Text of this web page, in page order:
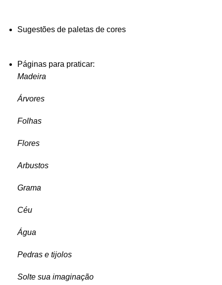
Sugestões de paletas de cores
Páginas para praticar:
Madeira
Árvores
Folhas
Flores
Arbustos
Grama
Céu
Água
Pedras e tijolos
Solte sua imaginação